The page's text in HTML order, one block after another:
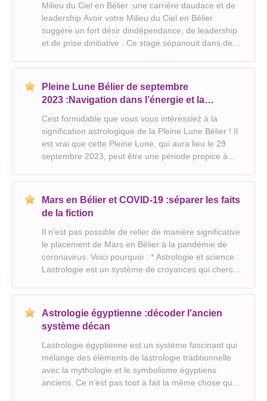
Milieu du Ciel en Bélier :une carrière daudace et de
leadership Avoir votre Milieu du Ciel en Bélier
suggère un fort désir dindépendance, de leadership
et de prise dinitiative . Ce stage sépanouit dans des
créativité et un sentiment dappartenanc
Pleine Lune Bélier de septembre
2023 :Navigation dans l’énergie et la
Cest formidable que vous vous intéressiez à la
signification astrologique de la Pleine Lune Bélier ! Il
est vrai que cette Pleine Lune, qui aura lieu le 29
septembre 2023, peut être une période propice à
s’agit pas nécessairement de « se détendre
Mars en Bélier et COVID-19 :séparer les faits
de la fiction
Il n’est pas possible de relier de manière significative
le placement de Mars en Bélier à la pandémie de
coronavirus. Voici pourquoi : * Astrologie et science :
Lastrologie est un système de croyances qui cherche
affaires humaines. Bien que certain
Astrologie égyptienne :décoder l'ancien
système décan
Lastrologie égyptienne est un système fascinant qui
mélange des éléments de lastrologie traditionnelle
avec la mythologie et le symbolisme égyptiens
anciens. Ce n’est pas tout à fait la même chose que